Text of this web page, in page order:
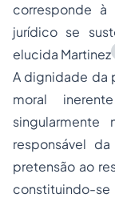
corresponde
jurídico se
elucida Martinez
A dignidade da
moral
singularmente
responsável
pretensão ao
constituindo-se